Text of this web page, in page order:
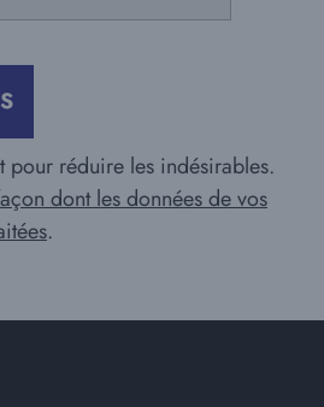
pour réduire les indésirables.
dont les données de vos
.